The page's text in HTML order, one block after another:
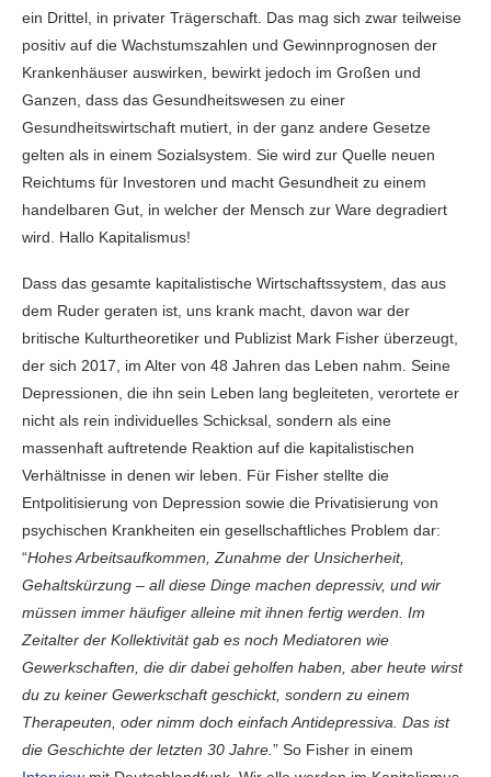
ein Drittel, in privater Trägerschaft. Das mag sich zwar teilweise
positiv auf die Wachstumszahlen und Gewinnprognosen der
Krankenhäuser auswirken, bewirkt jedoch im Großen und
Ganzen, dass das Gesundheitswesen zu einer
Gesundheitswirtschaft mutiert, in der ganz andere Gesetze
gelten als in einem Sozialsystem. Sie wird zur Quelle neuen
Reichtums für Investoren und macht Gesundheit zu einem
handelbaren Gut, in welcher der Mensch zur Ware degradiert
wird. Hallo Kapitalismus!
Dass das gesamte kapitalistische Wirtschaftssystem, das aus
dem Ruder geraten ist, uns krank macht, davon war der
britische Kulturtheoretiker und Publizist Mark Fisher überzeugt,
der sich 2017, im Alter von 48 Jahren das Leben nahm. Seine
Depressionen, die ihn sein Leben lang begleiteten, verortete er
nicht als rein individuelles Schicksal, sondern als eine
massenhaft auftretende Reaktion auf die kapitalistischen
Verhältnisse in denen wir leben. Für Fisher stellte die
Entpolitisierung von Depression sowie die Privatisierung von
psychischen Krankheiten ein gesellschaftliches Problem dar:
“Hohes Arbeitsaufkommen, Zunahme der Unsicherheit,
Gehaltskürzung – all diese Dinge machen depressiv, und wir
müssen immer häufiger alleine mit ihnen fertig werden. Im
Zeitalter der Kollektivität gab es noch Mediatoren wie
Gewerkschaften, die dir dabei geholfen haben, aber heute wirst
du zu keiner Gewerkschaft geschickt, sondern zu einem
Therapeuten, oder nimm doch einfach Antidepressiva. Das ist
die Geschichte der letzten 30 Jahre. ” So Fisher in einem